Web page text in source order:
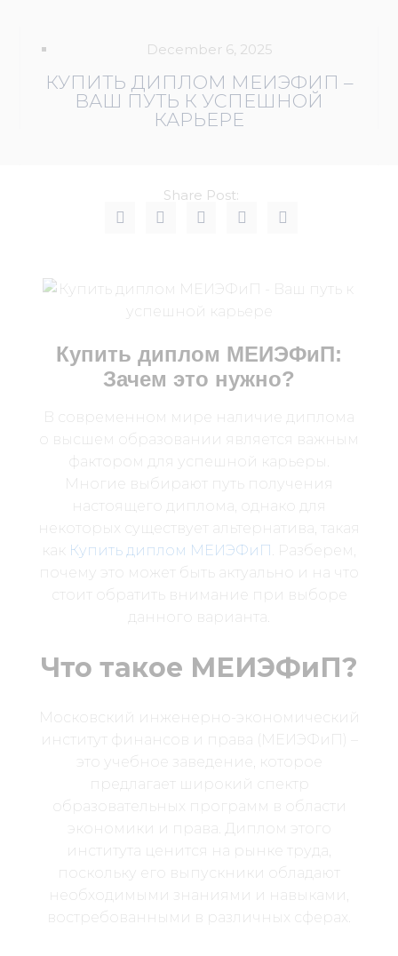
December 6, 2025
КУПИТЬ ДИПЛОМ МЕИЭФИП –
ВАШ ПУТЬ К УСПЕШНОЙ
КАРЬЕРЕ
Share Post:
Купить диплом МЕИЭФиП:
Зачем это нужно?
В современном мире наличие диплома
о высшем образовании является важным
фактором для успешной карьеры.
Многие выбирают путь получения
настоящего диплома, однако для
некоторых существует альтернатива, такая
как Купить диплом МЕИЭФиП . Разберем,
почему это может быть актуально и на что
стоит обратить внимание при выборе
данного варианта.
Что такое МЕИЭФиП?
Московский инженерно-экономический
институт финансов и права (МЕИЭФиП) –
это учебное заведение, которое
предлагает широкий спектр
образовательных программ в области
экономики и права. Диплом этого
института ценится на рынке труда,
поскольку его выпускники обладают
необходимыми знаниями и навыками,
востребованными в различных сферах.